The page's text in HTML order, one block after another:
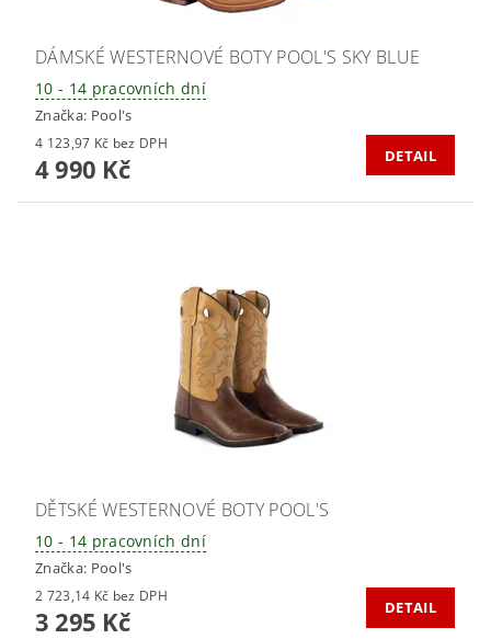
DÁMSKÉ WESTERNOVÉ BOTY POOL'S SKY BLUE
10 - 14 pracovních dní
Značka: Pool's
4 123,97 Kč bez DPH
4 990 Kč DETAIL
DĚTSKÉ WESTERNOVÉ BOTY POOL'S
10 - 14 pracovních dní
Značka: Pool's
2 723,14 Kč bez DPH
3 295 Kč DETAIL